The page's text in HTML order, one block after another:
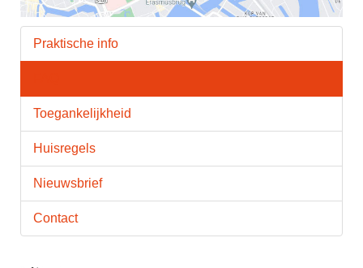
Praktische info
Toegankelijkheid
Huisregels
Nieuwsbrief
Contact